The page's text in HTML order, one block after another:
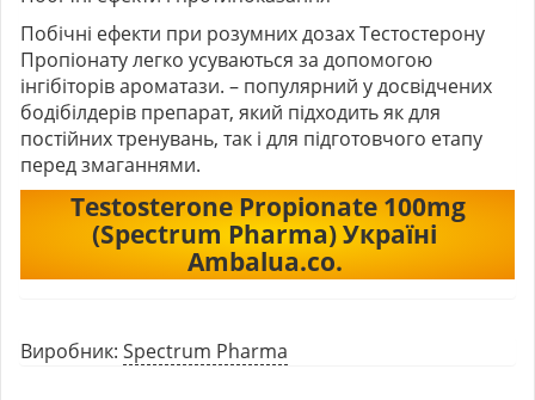
Побічні ефекти при розумних дозах Тестостерону
Пропіонату легко усуваються за допомогою
інгібіторів ароматази. – популярний у досвідчених
бодібілдерів препарат, який підходить як для
постійних тренувань, так і для підготовчого етапу
перед змаганнями.
Testosterone Propionate 100mg
(Spectrum Pharma)Україні
Ambalua.co.
Виробник: Spectrum Pharma